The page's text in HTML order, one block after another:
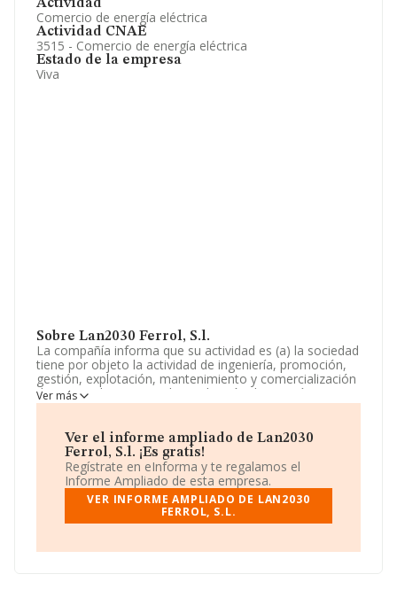
Actividad
Comercio de energía eléctrica
Actividad CNAE
3515 - Comercio de energía eléctrica
Estado de la empresa
Viva
Sobre Lan2030 Ferrol, S.l.
La compañía informa que su actividad es (a) la sociedad
tiene por objeto la actividad de ingeniería, promoción,
gestión, explotación, mantenimiento y comercialización
de aprovechamientos de producción de energía
eléctrica; así como a adquisición y enajenación de
renovables y en terrenos. La empresa está registrada
como Sociedad Limitada. Tiene CNAE: 3515 -
'Producción de energía hidroeléctrica'. La sociedad no
tiene actividad en mercados exteriores.
La sociedad Lan2030 Ferrol, S.L, B70615570, tiene su
domicilio social establecido en Calle Sobrado núm. 2,
Ver más
Ver el informe ampliado de Lan2030
Ferrol, S.l. ¡Es gratis!
Regístrate en eInforma y te regalamos el
Informe Ampliado de esta empresa.
VER INFORME AMPLIADO DE LAN2030
FERROL, S.L.